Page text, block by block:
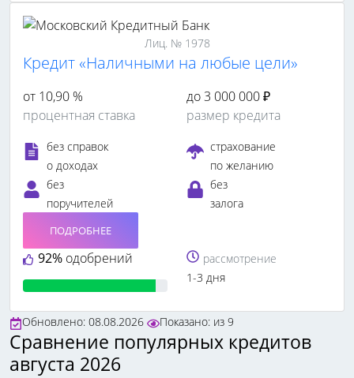
Лиц. № 1978
Кредит «Наличными на любые цели»
от 10,90 %
процентная ставка
до 3 000 000 ₽
размер кредита
без справок
о доходах
страхование
по желанию
без
поручителей
без
залога
92% одобрений
ПОДРОБНЕЕ
рассмотрение
1-3 дня
Обновлено: 08.08.2026 Показано: из 9
Сравнение популярных кредитов
августа 2026